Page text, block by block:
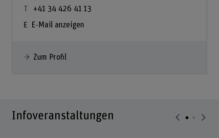
+41 34 426 41 13
E-Mail anzeigen
Zum Profil
Infoveranstaltungen